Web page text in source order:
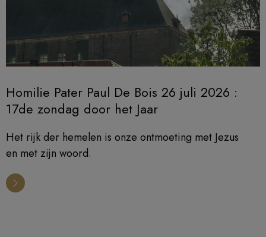
Homilie Pater Paul De Bois 26 juli 2026 :
17de zondag door het Jaar
Het rijk der hemelen is onze ontmoeting met Jezus
en met zijn woord.